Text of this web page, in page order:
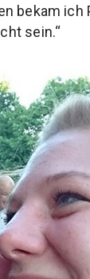
ich
sein.“